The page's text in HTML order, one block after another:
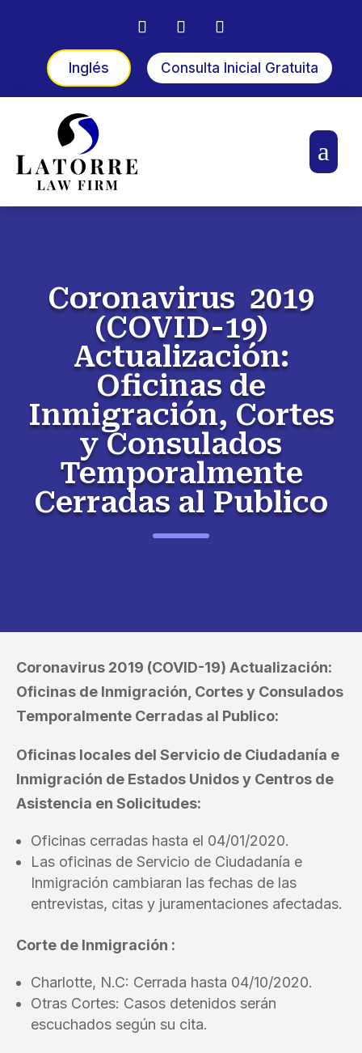
Inglés Consulta Inicial Gratuita
a
Coronavirus 2019
(COVID-19)
Actualización:
Oficinas de
Inmigración, Cortes
y Consulados
Temporalmente
Cerradas al Publico
Coronavirus 2019 (COVID-19) Actualización:
Oficinas de Inmigración, Cortes y Consulados
Temporalmente Cerradas al Publico:
Oficinas locales del Servicio de Ciudadanía e
Inmigración de Estados Unidos y Centros de
Asistencia en Solicitudes:
Oficinas cerradas hasta el 04/01/2020.
Las oficinas de Servicio de Ciudadanía e
Inmigración cambiaran las fechas de las
entrevistas, citas y juramentaciones afectadas.
Corte de Inmigración :
Charlotte, N.C: Cerrada hasta 04/10/2020.
Otras Cortes: Casos detenidos serán
escuchados según su cita.